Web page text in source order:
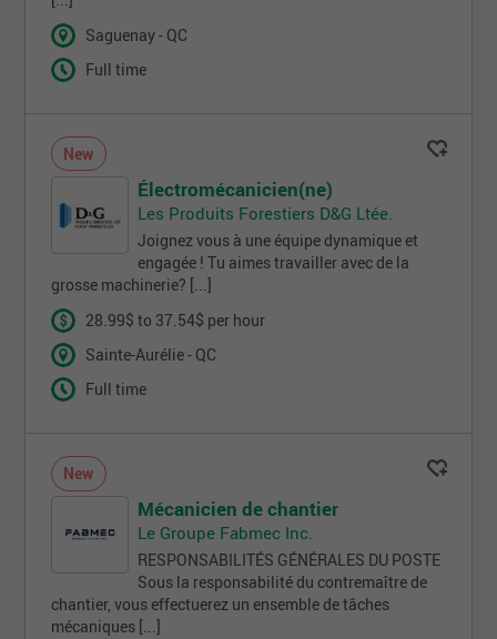
Saguenay - QC
Full time
New
Électromécanicien(ne)
Les Produits Forestiers D&G Ltée.
Joignez vous à une équipe dynamique et
engagée ! Tu aimes travailler avec de la
grosse machinerie? [...]
28.99$ to 37.54$ per hour
Sainte-Aurélie - QC
Full time
New
Mécanicien de chantier
Le Groupe Fabmec Inc.
RESPONSABILITÉS GÉNÉRALES DU POSTE
Sous la responsabilité du contremaître de
chantier, vous effectuerez un ensemble de tâches
mécaniques [...]